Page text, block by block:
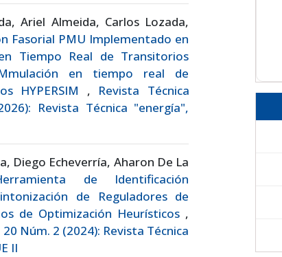
Ariel Almeida, Carlos Lozada,
Fasorial PMU Implementado en
Tiempo Real de Transitorios
en tiempo real de
HYPERSIM , Revista Técnica
Revista Técnica "energía",
Diego Echeverría, Aharon De La
de Identificación
de Reguladores de
de Optimización Heurísticos ,
Núm. 2 (2024): Revista Técnica
II